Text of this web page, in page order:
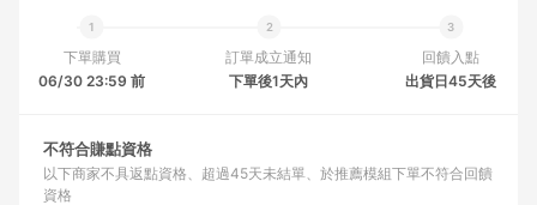
下單購買
06/30 23:59 前
訂單成立通知
下單後1天內
回饋入點
出貨日45天後
不符合賺點資格
以下商家不具返點資格 超過45天未結單
於推薦模組下單不符合回饋
資格